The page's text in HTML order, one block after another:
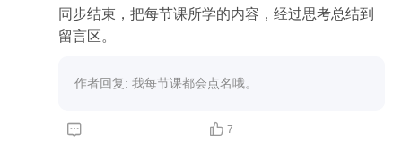
同步结束，把每节课所学的内容，经过思考总结到
留言区。
作者回复: 我每节课都会点名哦。
  7